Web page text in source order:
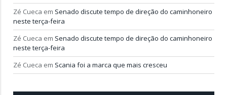
Zé Cueca em Senado discute tempo de direção do caminhoneiro
neste terça-feira
Zé Cueca em Senado discute tempo de direção do caminhoneiro
neste terça-feira
Zé Cueca em Scania foi a marca que mais cresceu